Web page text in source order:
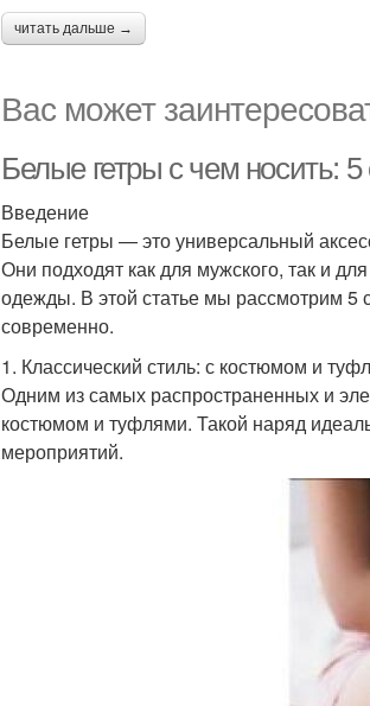
читать дальше →
Вас может
Белые гетры с чем носить:
Введение
Белые гетры — это универсальный
Они подходят как для мужского, так и
одежды. В этой статье мы рассмотрим 5
современно.
1. Классический стиль: с костюмом и
Одним из самых распространенных и
костюмом и туфлями. Такой наряд
мероприятий.